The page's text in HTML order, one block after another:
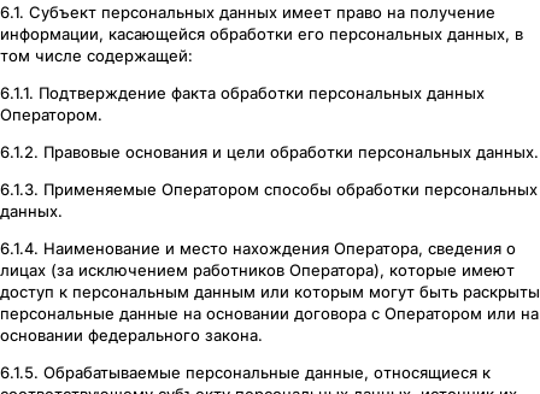
6.1. Субъект персональных данных имеет право на получение
информации, касающейся обработки его персональных данных, в
том числе содержащей:
6.1.1. Подтверждение факта обработки персональных данных
Оператором.
6.1.2. Правовые основания и цели обработки персональных данных.
6.1.3. Применяемые Оператором способы обработки персональных
данных.
6.1.4. Наименование и место нахождения Оператора, сведения о
лицах (за исключением работников Оператора), которые имеют
доступ к персональным данным или которым могут быть раскрыты
персональные данные на основании договора с Оператором или на
основании федерального закона.
6.1.5. Обрабатываемые персональные данные, относящиеся к